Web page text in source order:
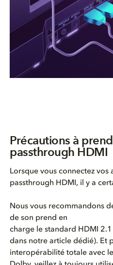
Précautions à
passthrough HDMI
Lorsque vous connectez vos
passthrough HDMI, il y a
Nous vous recommandons
de son prend en
charge le standard HDMI
dans notre article dédié). Et
interopérabilité totale avec